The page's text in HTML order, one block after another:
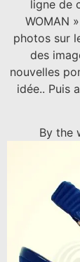
ligne de
WOMAN
photos sur
des
nouvelles
idée.. Puis
By the